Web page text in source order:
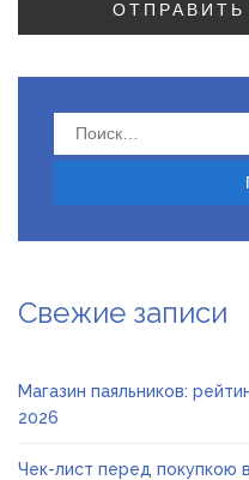
Найти:
Свежие записи
Магазин паяльников:
2026
Чек-лист перед покупкою